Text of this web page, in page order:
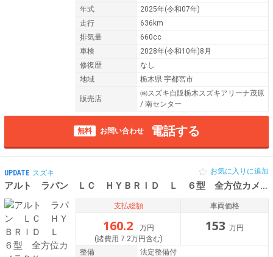
年式
2025年(令和07年)
走行
636km
排気量
660cc
車検
2028年(令和10年)8月
修復歴
なし
地域
栃木県 宇都宮市
販売店
㈱スズキ自販栃木スズキアリーナ茂原
/ 南センター
無料 お問い合わせ 電話する
UPDATE スズキ
アルト ラパン ＬＣ ＨＹＢＲＩＤ Ｌ ６型 全方位カメラＰＫ
お気に入りに追加
支払総額
160.2
万円
(諸費用 7.2万円含む)
車両価格
153 万円
整備
法定整備付